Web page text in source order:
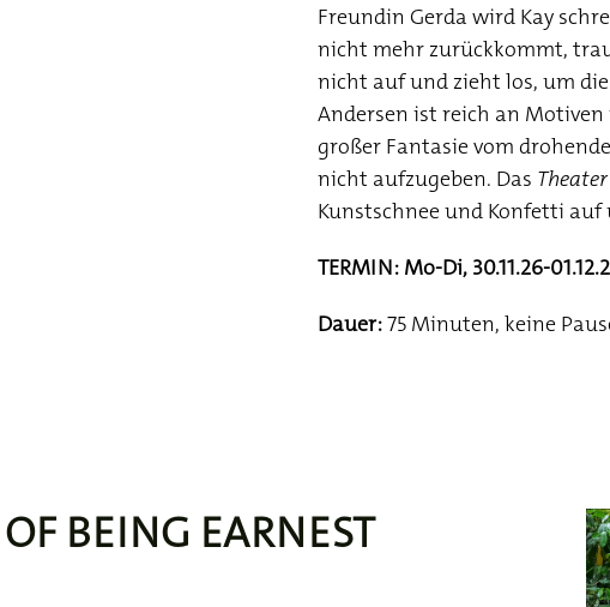
Freundin Gerda wird Kay
nicht mehr zurückkommt,
nicht auf und zieht los, um
Andersen ist reich an
großer Fantasie vom
nicht aufzugeben. Das
Kunstschnee und Konfetti auf
TERMIN: Mo-Di, 30.11.26-
Dauer:75 Minuten, keine
BEING EARNEST